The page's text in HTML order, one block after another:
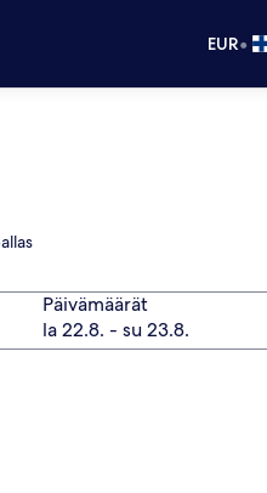
EUR•
Päivämäärät